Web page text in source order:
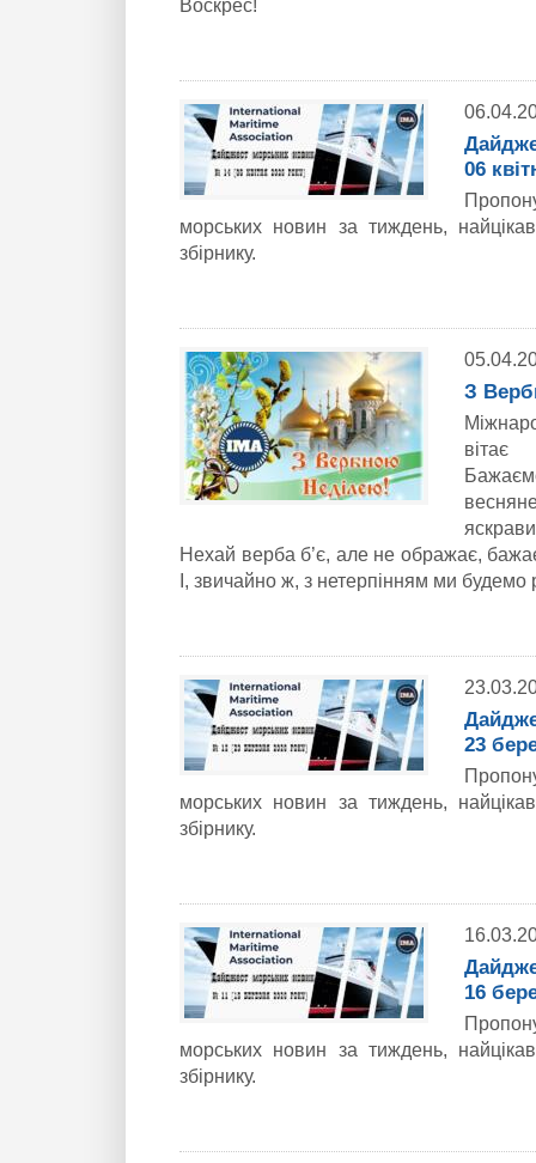
Воскрес!
06
морських новин за тиждень,
збірнику.
З
Нехай верба б’є, але не ображає,
І, звичайно ж, з нетерпінням ми
23
морських новин за тиждень,
збірнику.
16
морських новин за тиждень,
збірнику.